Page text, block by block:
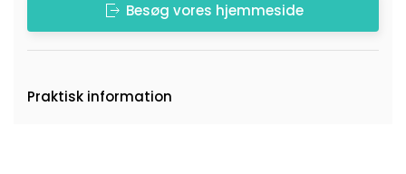
Besøg vores hjemmeside
Praktisk information